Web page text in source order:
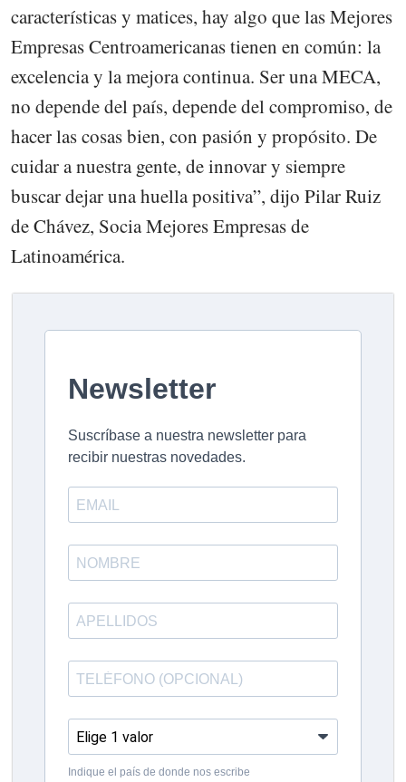
características y matices, hay algo que las Mejores
Empresas Centroamericanas tienen en común: la
excelencia y la mejora continua. Ser una MECA,
no depende del país, depende del compromiso, de
hacer las cosas bien, con pasión y propósito. De
cuidar a nuestra gente, de innovar y siempre
buscar dejar una huella positiva”, dijo Pilar Ruiz
de Chávez, Socia Mejores Empresas de
Latinoamérica.